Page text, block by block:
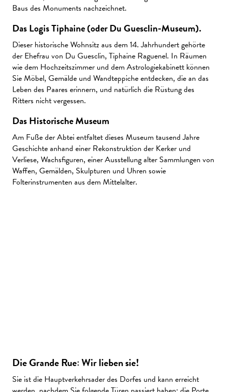
Baus des Monuments nachzeichnet.
Das Logis Tiphaine (oder Du Guesclin-Museum).
Dieser historische Wohnsitz aus dem 14. Jahrhundert gehörte
der Ehefrau von Du Guesclin, Tiphaine Raguenel. In Räumen
wie dem Hochzeitszimmer und dem Astrologiekabinett können
Sie Möbel, Gemälde und Wandteppiche entdecken, die an das
Leben des Paares erinnern, und natürlich die Rüstung des
Ritters nicht vergessen.
Das Historische Museum
Am Fuße der Abtei entfaltet dieses Museum tausend Jahre
Geschichte anhand einer Rekonstruktion der Kerker und
Verliese, Wachsfiguren, einer Ausstellung alter Sammlungen von
Waffen, Gemälden, Skulpturen und Uhren sowie
Folterinstrumenten aus dem Mittelalter.
Die Grande Rue: Wir lieben sie!
Sie ist die Hauptverkehrsader des Dorfes und kann erreicht